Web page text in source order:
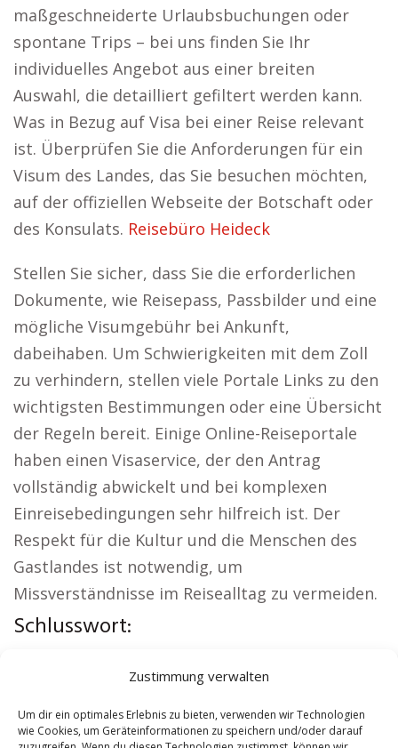
Zustimmung verwalten
Um dir ein optimales Erlebnis zu bieten, verwenden wir Technologien
wie Cookies, um Geräteinformationen zu speichern und/oder darauf
maßgeschneiderte Urlaubsbuchungen oder
spontane Trips – bei uns finden Sie Ihr
individuelles Angebot aus einer breiten
Auswahl, die detailliert gefiltert werden kann.
Was in Bezug auf Visa bei einer Reise relevant
ist. Überprüfen Sie die Anforderungen für ein
Visum des Landes, das Sie besuchen möchten,
auf der offiziellen Webseite der Botschaft oder
des Konsulats. Reisebüro Heideck
Stellen Sie sicher, dass Sie die erforderlichen
Dokumente, wie Reisepass, Passbilder und eine
mögliche Visumgebühr bei Ankunft,
dabeihaben. Um Schwierigkeiten mit dem Zoll
zu verhindern, stellen viele Portale Links zu den
wichtigsten Bestimmungen oder eine Übersicht
der Regeln bereit. Einige Online-Reiseportale
haben einen Visaservice, der den Antrag
vollständig abwickelt und bei komplexen
Einreisebedingungen sehr hilfreich ist. Der
Respekt für die Kultur und die Menschen des
Gastlandes ist notwendig, um
Missverständnisse im Reisealltag zu vermeiden.
Schlusswort:
Wohnung mieten Emsdetten|Kirche
Emsdetten|Reisebüro Emsdetten|
Versicherung Emsdetten|Hauskauf Emsdetten